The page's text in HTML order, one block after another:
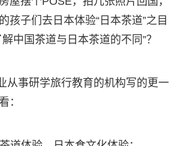
孩子们去日本体验“日本茶道”之目
中国茶道与日本茶道的不同”？
从事研学旅行教育的机构写的更一
：